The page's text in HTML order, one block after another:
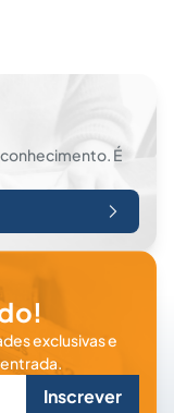
É
exclusivas e
Inscrever